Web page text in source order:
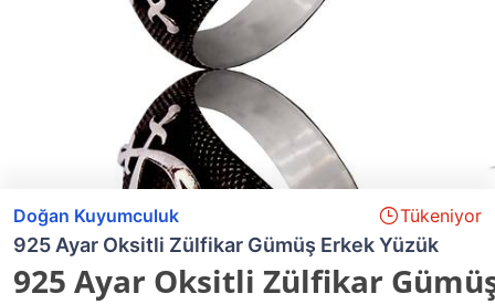
Doğan Kuyumculuk Tükeniyor
925 Ayar Oksitli Zülfikar Gümüş Erkek Yüzük
925 Ayar Oksitli Zülfikar